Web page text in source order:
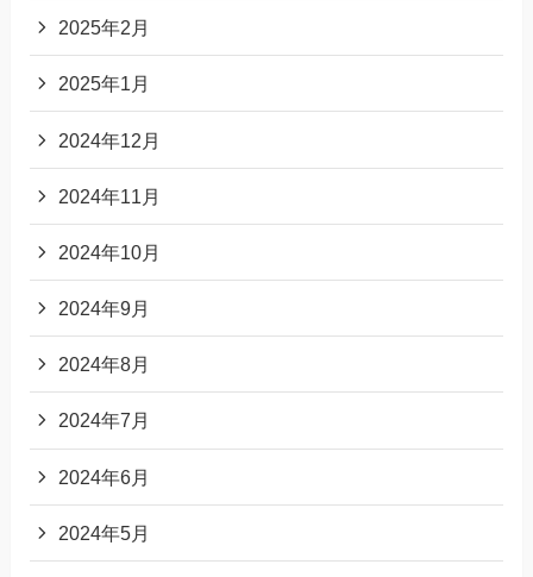
2025年2月
2025年1月
2024年12月
2024年11月
2024年10月
2024年9月
2024年8月
2024年7月
2024年6月
2024年5月